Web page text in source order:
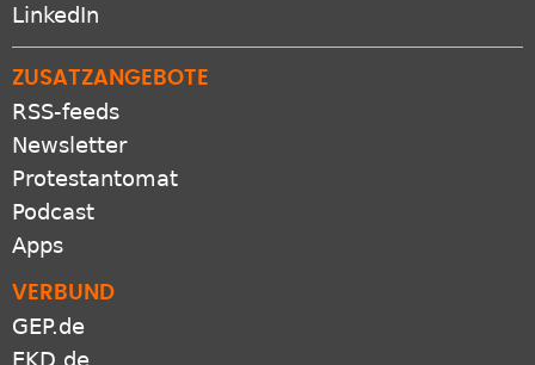
LinkedIn
ZUSATZANGEBOTE
RSS-feeds
Newsletter
Protestantomat
Podcast
Apps
VERBUND
GEP.de
EKD.de